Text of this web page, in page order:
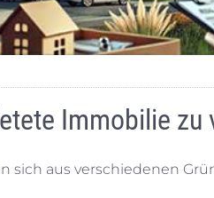
Immobilie zu
sich aus verschiedenen